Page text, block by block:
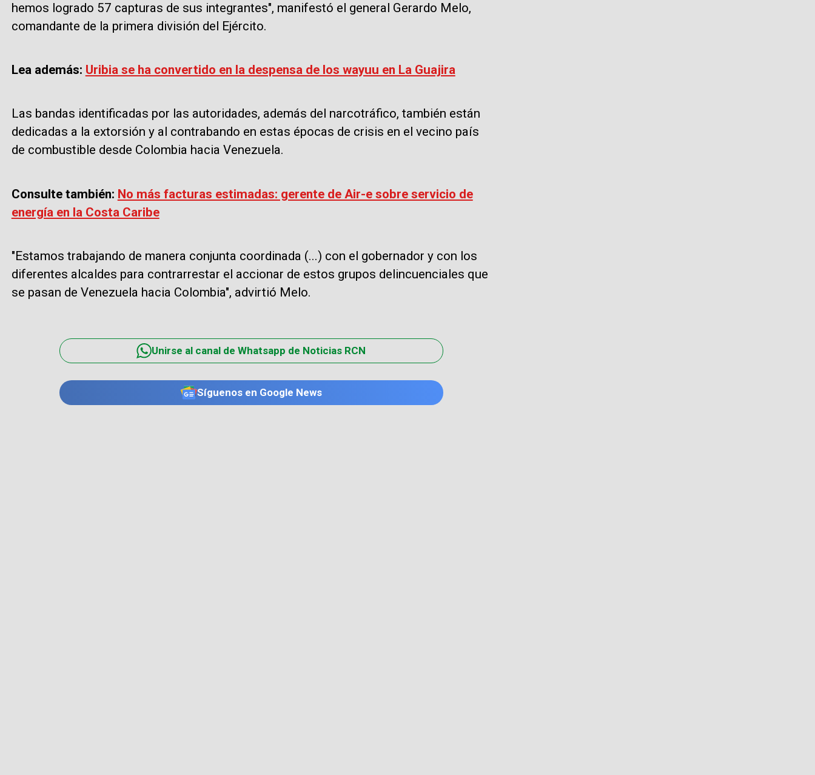
hemos logrado 57 capturas de sus integrantes", manifestó el general Gerardo Melo,
comandante de la primera división del Ejército.
Lea además: Uribia se ha convertido en la despensa de los wayuu en La Guajira
Las bandas identificadas por las autoridades, además del narcotráfico, también están
dedicadas a la extorsión y al contrabando en estas épocas de crisis en el vecino país
de combustible desde Colombia hacia Venezuela.
Consulte también: No más facturas estimadas: gerente de Air-e sobre servicio de
energía en la Costa Caribe
"Estamos trabajando de manera conjunta coordinada (...) con el gobernador y con los
diferentes alcaldes para contrarrestar el accionar de estos grupos delincuenciales que
se pasan de Venezuela hacia Colombia", advirtió Melo.
Unirse al canal de Whatsapp de Noticias RCN
Síguenos en Google News